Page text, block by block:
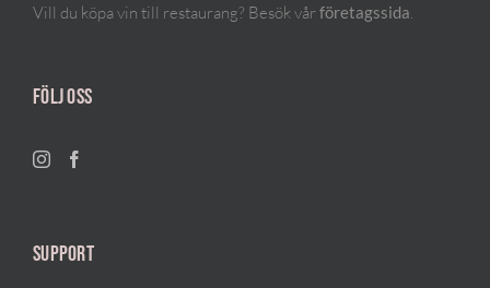
Vill du köpa vin till restaurang? Besök vårföretagssida
FÖLJ OSS
SUPPORT